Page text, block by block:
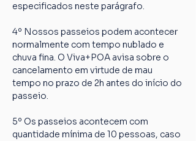
especificados neste parágrafo.
4º Nossos passeios podem acontecer
normalmente com tempo nublado e
chuva fina. O Viva+POA avisa sobre o
cancelamento em virtude de mau
tempo no prazo de 2h antes do início do
passeio.
5º Os passeios acontecem com
quantidade mínima de 10 pessoas, caso